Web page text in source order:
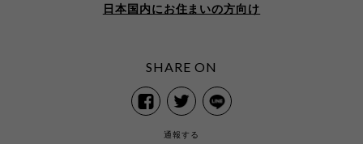
日本国内にお住まいの方向け
SHARE ON
通報する